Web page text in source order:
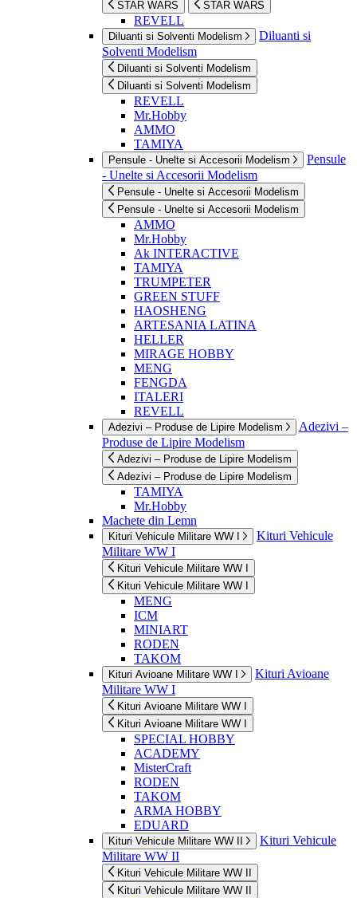
STAR WARS STAR WARS
REVELL
Diluanti si Solventi Modelism
Diluanti si
Solventi Modelism
Diluanti si Solventi Modelism
Diluanti si Solventi Modelism
REVELL
Mr.Hobby
AMMO
TAMIYA
Pensule - Unelte si Accesorii Modelism
Pensule
- Unelte si Accesorii Modelism
Pensule - Unelte si Accesorii Modelism
Pensule - Unelte si Accesorii Modelism
AMMO
Mr.Hobby
Ak INTERACTIVE
TAMIYA
TRUMPETER
GREEN STUFF
HAOSHENG
ARTESANIA LATINA
HELLER
MIRAGE HOBBY
MENG
FENGDA
ITALERI
REVELL
Adezivi – Produse de Lipire Modelism
Adezivi –
Produse de Lipire Modelism
Adezivi – Produse de Lipire Modelism
Adezivi – Produse de Lipire Modelism
TAMIYA
Mr.Hobby
Machete din Lemn
Kituri Vehicule Militare WW I
Kituri Vehicule
Militare WW I
Kituri Vehicule Militare WW I
Kituri Vehicule Militare WW I
MENG
ICM
MINIART
RODEN
TAKOM
Kituri Avioane Militare WW I
Kituri Avioane
Militare WW I
Kituri Avioane Militare WW I
Kituri Avioane Militare WW I
SPECIAL HOBBY
ACADEMY
MisterCraft
RODEN
TAKOM
ARMA HOBBY
EDUARD
Kituri Vehicule Militare WW II
Kituri Vehicule
Militare WW II
Kituri Vehicule Militare WW II
Kituri Vehicule Militare WW II